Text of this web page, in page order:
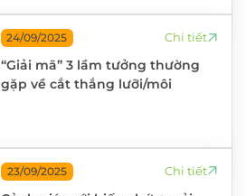
24/09/2025
“Giải mã” 3 lầm tưởng thường
gặp về cắt thắng lưỡi/môi
Chi tiết
23/09/2025 Chi tiết